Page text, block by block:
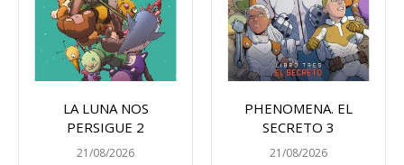
LA LUNA NOS
PERSIGUE 2
21/08/2026
PHENOMENA. EL
SECRETO 3
21/08/2026